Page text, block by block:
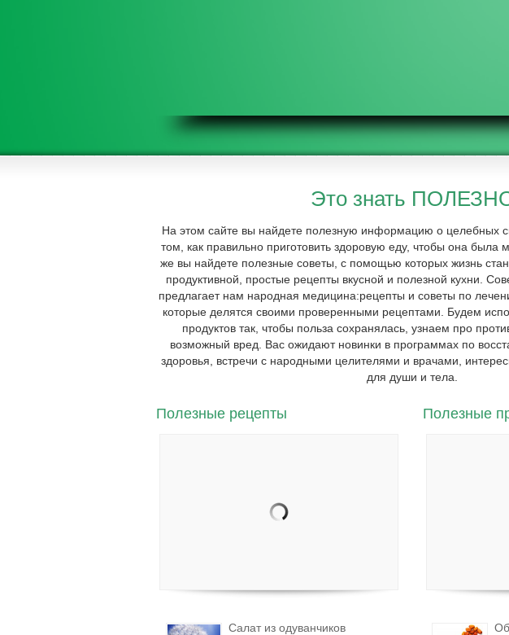
Это знать
На этом сайте вы найдете полезную информацию о целебных
том, как правильно приготовить здоровую еду, чтобы она была
же вы найдете полезные советы, с помощью которых жизнь
продуктивной, простые рецепты вкусной и полезной кухни.
предлагает нам народная медицина:рецепты и советы по
которые делятся своими проверенными рецептами. Будем
продуктов так, чтобы польза сохранялась, узнаем про
возможный вред. Вас ожидают новинки в программах по
здоровья, встречи с народными целителями и врачами,
для души и тела.
Полезные рецепты
Салат из одуванчиков
Полезные